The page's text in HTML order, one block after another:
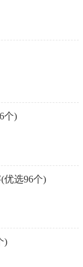
个)
优选96个)
)